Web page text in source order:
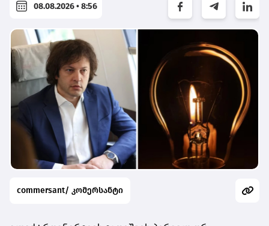
08.08.2026 • 8:56
commersant/ კომერსანტი